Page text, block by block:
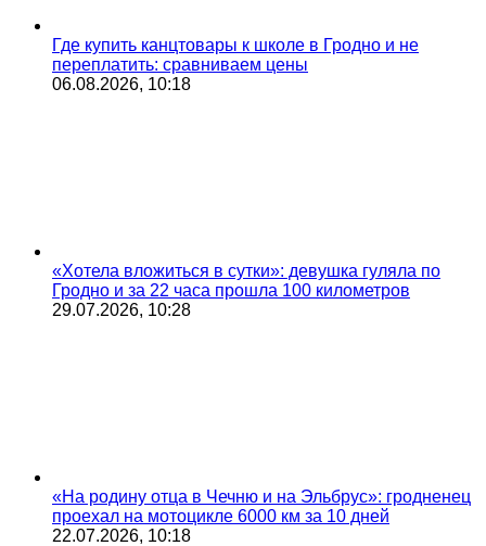
Где купить канцтовары к школе в Гродно и не
переплатить: сравниваем цены
06.08.2026, 10:18
«Хотела вложиться в сутки»: девушка гуляла по
Гродно и за 22 часа прошла 100 километров
29.07.2026, 10:28
«На родину отца в Чечню и на Эльбрус»: гродненец
проехал на мотоцикле 6000 км за 10 дней
22.07.2026, 10:18